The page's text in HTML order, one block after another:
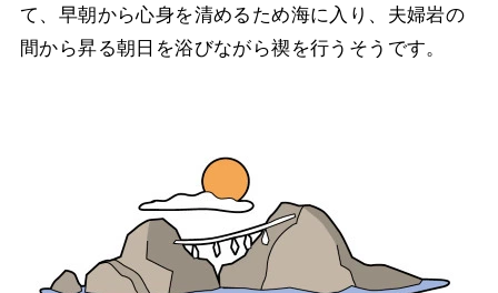
て、早朝から心身を清めるため海に入り、夫婦岩の
間から昇る朝日を浴びながら禊を行うそうです。